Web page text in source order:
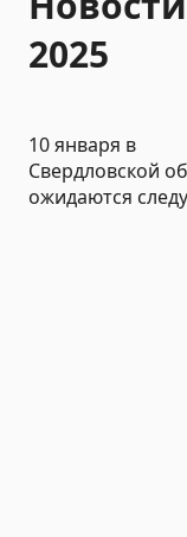
2025
10 января в
Свердловской
ожидаются